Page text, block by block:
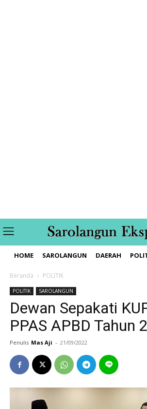
HOME SAROLANGUN DAERAH
Beranda POLITIK
POLITIK SAROLANGUN
Dewan Sepakati
PPAS APBD Tahun
Penulis Mas Aji - 21/09/2022